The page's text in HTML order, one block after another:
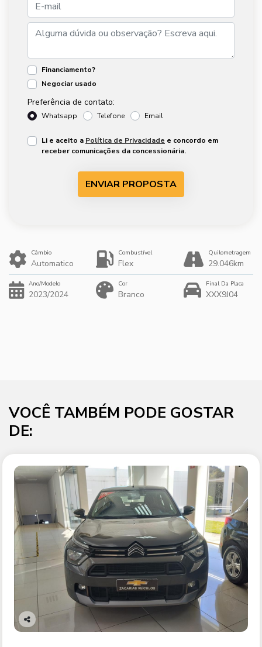
Financiamento?
Negociar usado
Preferência de contato:
Whatsapp Telefone Email
Li e aceito a Política de Privacidade e concordo em
receber comunicações da concessionária.
ENVIAR PROPOSTA
Câmbio
Automatico
Combustível
Flex
Quilometragem
29.046km
Ano/Modelo
2023/2024
Cor
Branco
Final Da Placa
XXX9J04
VOCÊ TAMBÉM PODE GOSTAR
DE:
Co